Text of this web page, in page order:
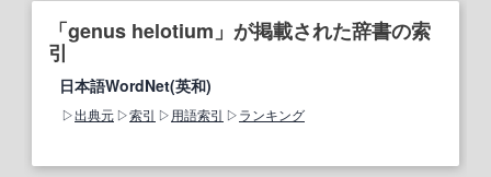
「genus helotium」が掲載された辞書の索
引
日本語WordNet(英和)
出典元 索引 用語索引 ランキング